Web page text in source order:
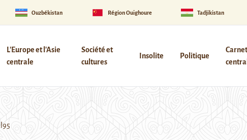
Ouzbékistan Région Ouïghoure Tadjikistan
L'Europe et l'Asie
centrale
Société et
cultures
Insolite Politique